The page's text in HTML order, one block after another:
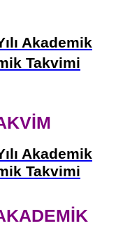
Akademik
Takvimi
Akademik
Takvimi